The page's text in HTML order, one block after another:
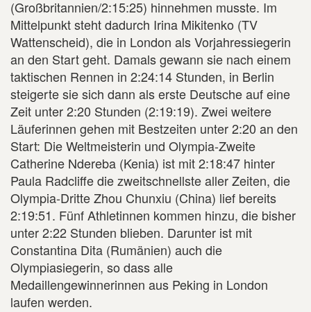
(Großbritannien/2:15:25) hinnehmen musste. Im
Mittelpunkt steht dadurch Irina Mikitenko (TV
Wattenscheid), die in London als Vorjahressiegerin
an den Start geht. Damals gewann sie nach einem
taktischen Rennen in 2:24:14 Stunden, in Berlin
steigerte sie sich dann als erste Deutsche auf eine
Zeit unter 2:20 Stunden (2:19:19). Zwei weitere
Läuferinnen gehen mit Bestzeiten unter 2:20 an den
Start: Die Weltmeisterin und Olympia-Zweite
Catherine Ndereba (Kenia) ist mit 2:18:47 hinter
Paula Radcliffe die zweitschnellste aller Zeiten, die
Olympia-Dritte Zhou Chunxiu (China) lief bereits
2:19:51. Fünf Athletinnen kommen hinzu, die bisher
unter 2:22 Stunden blieben. Darunter ist mit
Constantina Dita (Rumänien) auch die
Olympiasiegerin, so dass alle
Medaillengewinnerinnen aus Peking in London
laufen werden.